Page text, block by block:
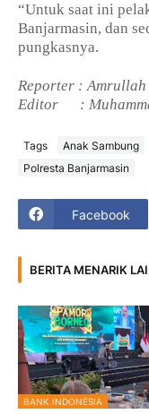
“Untuk saat ini
Banjarmasin, dan
pungkasnya.
Reporter : Amrullah
Editor
:
Tags Anak Sambung
Polresta Banjarmasin
Facebook
BERITA MENARIK
BANK INDONESIA